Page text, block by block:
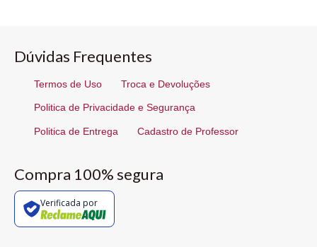
Dúvidas Frequentes
Termos de Uso Troca e Devoluções
Politica de Privacidade e Segurança
Politica de Entrega Cadastro de Professor
Compra 100% segura
Verificada por